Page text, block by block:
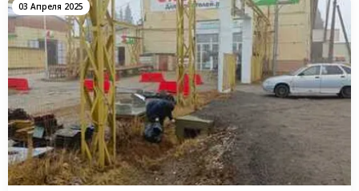
03 Апреля 2025